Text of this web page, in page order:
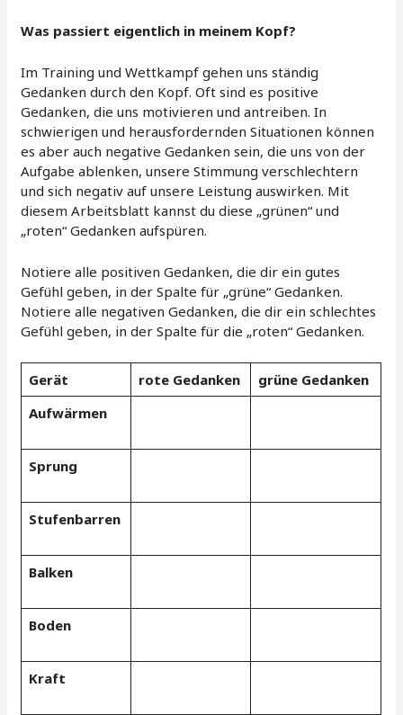
Was passiert eigentlich in meinem Kopf?
Im Training und Wettkampf gehen uns ständig
Gedanken durch den Kopf. Oft sind es positive
Gedanken, die uns motivieren und antreiben. In
schwierigen und herausfordernden Situationen können
es aber auch negative Gedanken sein, die uns von der
Aufgabe ablenken, unsere Stimmung verschlechtern
und sich negativ auf unsere Leistung auswirken. Mit
diesem Arbeitsblatt kannst du diese „grünen“ und
„roten“ Gedanken aufspüren.
Notiere alle positiven Gedanken, die dir ein gutes
Gefühl geben, in der Spalte für „grüne“ Gedanken.
Notiere alle negativen Gedanken, die dir ein schlechtes
Gefühl geben, in der Spalte für die „roten“ Gedanken.
Gerät rote Gedanken
grüne Gedanken
Aufwärmen
Sprung
Stufenbarren
Balken
Boden
Kraft